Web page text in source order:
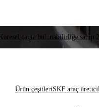
Küresel çapta bulunabilirliğe sahip
Ürün çeşitleriSKF araç